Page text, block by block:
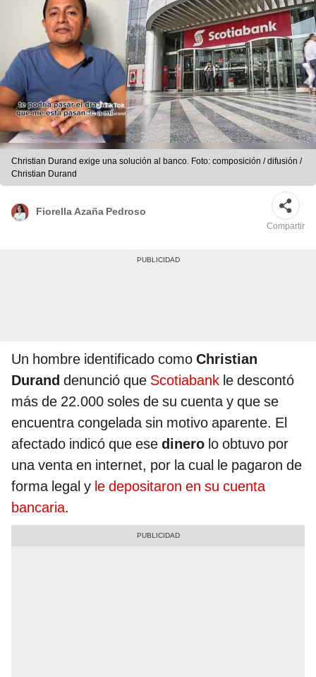
Christian Durand exige una solución al banco. Foto: composición / difusión /
Christian Durand
Fiorella Azaña Pedroso
Compartir
Un hombre identificado como Christian
Durand denunció que Scotiabank le descontó
más de 22.000 soles de su cuenta y que se
encuentra congelada sin motivo aparente. El
afectado indicó que ese dinero lo obtuvo por
una venta en internet, por la cual le pagaron de
forma legal y le depositaron en su cuenta
bancaria.